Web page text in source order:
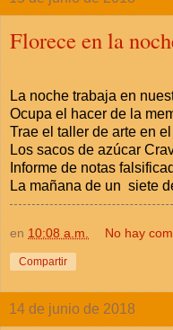
Florece en la
La noche trabaja en
Ocupa el hacer de la
Trae el taller de arte en
Los sacos de azúcar
Informe de notas
La mañana de un siete
en 10:08 a.m. No hay
Compartir
14 de junio de 2018